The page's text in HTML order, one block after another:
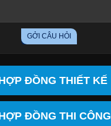
ĐỒNG THIẾT KẾ
ĐỒNG THI CÔNG